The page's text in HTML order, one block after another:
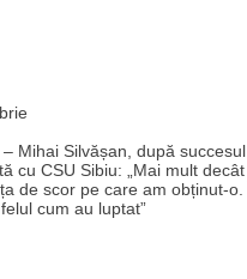
– Mihai Silvășan, după
cu CSU Sibiu: „Mai mult
de scor pe care am obținut-
cum au luptat”